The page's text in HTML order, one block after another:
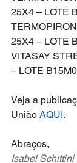
25X4 – LOTE
25X4 – LOTE
VITASAY
– LOTE
Veja a
União AQUI.
Abraços,
Isabel Schittini